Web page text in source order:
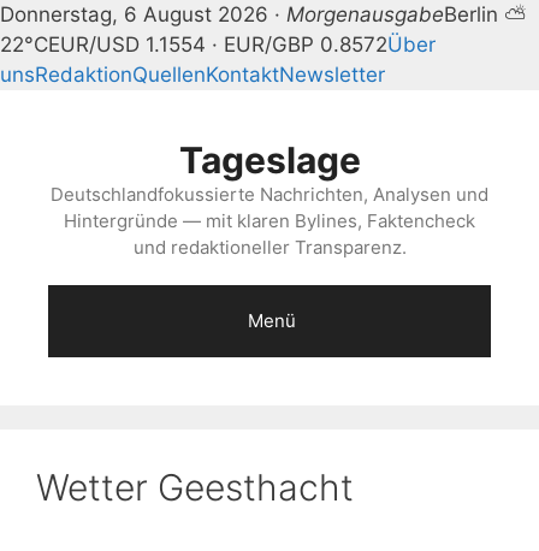
Donnerstag, 6 August 2026 · MorgenausgabeBerlin ⛅
22°CEUR/USD 1.1554 · EUR/GBP 0.8572Über
unsRedaktionQuellenKontaktNewsletter
Tageslage
Deutschlandfokussierte Nachrichten, Analysen und
Hintergründe — mit klaren Bylines, Faktencheck
und redaktioneller Transparenz.
Menü
Wetter Geesthacht